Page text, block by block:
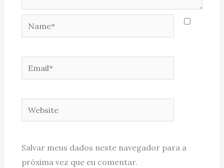
Name*
Email*
Website
Salvar meus dados neste navegador para a
próxima vez que eu comentar.